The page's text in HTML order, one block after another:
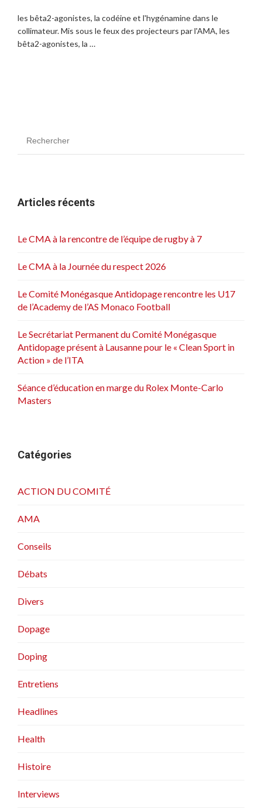
les bêta2-agonistes, la codéine et l'hygénamine dans le
collimateur. Mis sous le feux des projecteurs par l'AMA, les
bêta2-agonistes, la …
Articles récents
Le CMA à la rencontre de l’équipe de rugby à 7
Le CMA à la Journée du respect 2026
Le Comité Monégasque Antidopage rencontre les U17
de l’Academy de l’AS Monaco Football
Le Secrétariat Permanent du Comité Monégasque
Antidopage présent à Lausanne pour le « Clean Sport in
Action » de l’ITA
Séance d’éducation en marge du Rolex Monte-Carlo
Masters
Catégories
ACTION DU COMITÉ
AMA
Conseils
Débats
Divers
Dopage
Doping
Entretiens
Headlines
Health
Histoire
Interviews